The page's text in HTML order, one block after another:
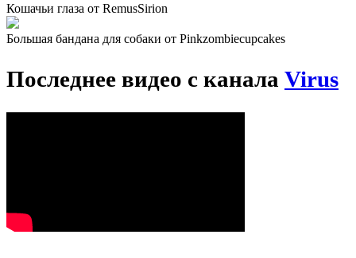
Кошачьи глаза от RemusSirion
Большая бандана для собаки от Pinkzombiecupcakes
Последнее видео с канала Virus